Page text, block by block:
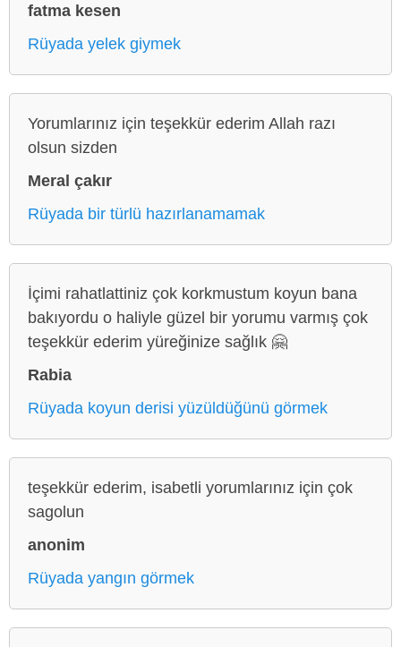
fatma kesen
Rüyada yelek giymek
Yorumlarınız için teşekkür ederim Allah razı
olsun sizden
Meral çakır
Rüyada bir türlü hazırlanamamak
İçimi rahatlattiniz çok korkmustum koyun bana
bakıyordu o haliyle güzel bir yorumu varmış çok
teşekkür ederim yüreğinize sağlık 🤗
Rabia
Rüyada koyun derisi yüzüldüğünü görmek
teşekkür ederim, isabetli yorumlarınız için çok
sagolun
anonim
Rüyada yangın görmek